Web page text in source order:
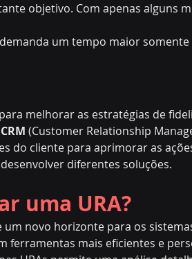
objetivo. Com apenas alguns
um tempo maior somente
melhorar as estratégias de
CRM (Customer Relationship
do cliente para aprimorar as
diferentes soluções.
uma URA?
novo horizonte para os
ferramentas mais eficientes e